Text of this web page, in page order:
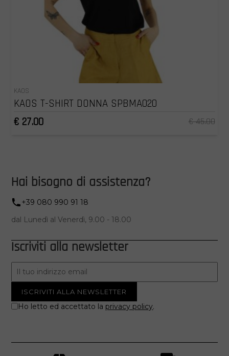
KAOS
KAOS T-SHIRT DONNA SPBMA020
€ 27.00
€ 45.00
Hai bisogno di assistenza?
+39 080 990 91 18
dal Lunedì al Venerdì, 9.00 - 18.00
Iscriviti alla newsletter
Ho letto ed accettato la privacy policy.